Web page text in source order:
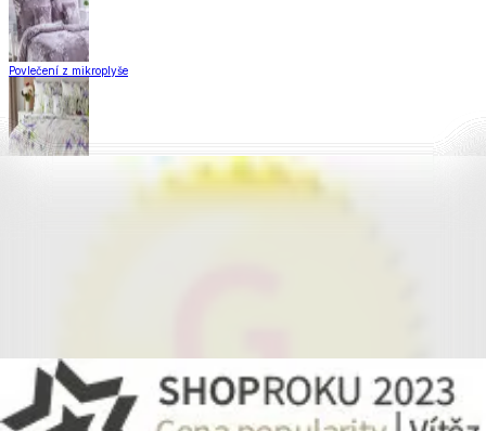
Povlečení z mikroplyše
Krepové povlečení